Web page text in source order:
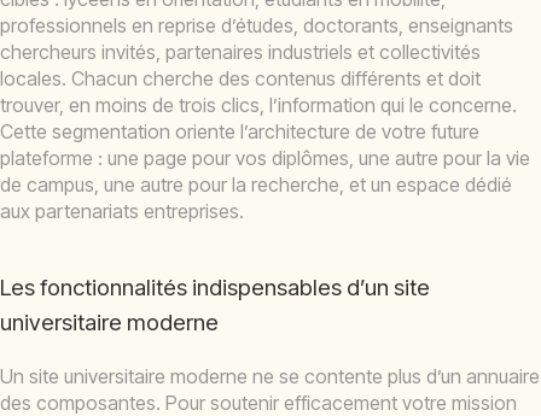
professionnels en reprise d’études, doctorants, enseignants
chercheurs invités, partenaires industriels et collectivités
locales. Chacun cherche des contenus différents et doit
trouver, en moins de trois clics, l’information qui le concerne.
Cette segmentation oriente l’architecture de votre future
plateforme : une page pour vos diplômes, une autre pour la vie
de campus, une autre pour la recherche, et un espace dédié
aux partenariats entreprises.
Les fonctionnalités indispensables d’un site
universitaire moderne
Un site universitaire moderne ne se contente plus d’un annuaire
des composantes. Pour soutenir efficacement votre mission